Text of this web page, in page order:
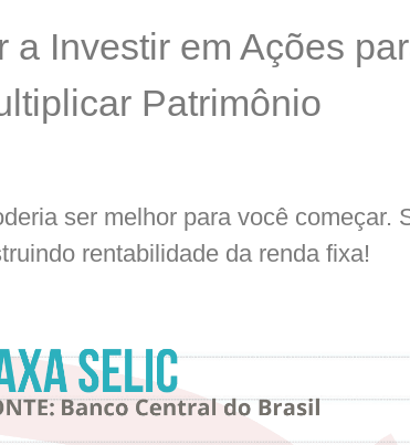
a Investir em Ações
Patrimônio
ser melhor para você começar.
rentabilidade da renda fixa!